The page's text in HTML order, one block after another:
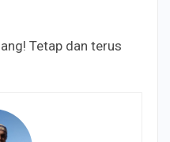
Tetap dan terus